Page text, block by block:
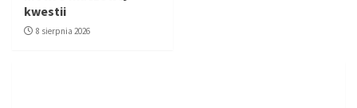
kwestii
8 sierpnia 2026